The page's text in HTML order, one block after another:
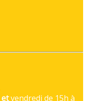
etvendredi de 15h à